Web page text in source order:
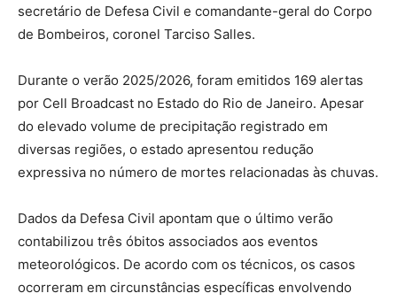
secretário de Defesa Civil e comandante-geral do Corpo
de Bombeiros, coronel Tarciso Salles.
Durante o verão 2025/2026, foram emitidos 169 alertas
por Cell Broadcast no Estado do Rio de Janeiro. Apesar
do elevado volume de precipitação registrado em
diversas regiões, o estado apresentou redução
expressiva no número de mortes relacionadas às chuvas.
Dados da Defesa Civil apontam que o último verão
contabilizou três óbitos associados aos eventos
meteorológicos. De acordo com os técnicos, os casos
ocorreram em circunstâncias específicas envolvendo